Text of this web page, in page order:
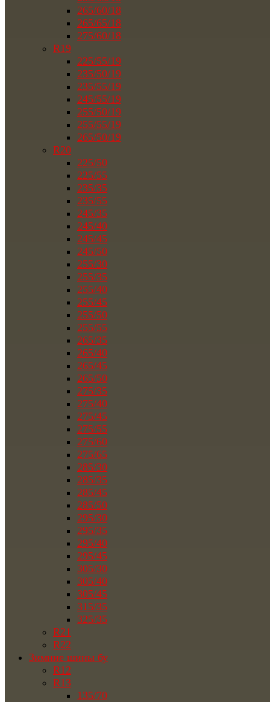
265/60/18
265/65/18
275/60/18
R19
225/55/19
235/50/19
235/55/19
245/55/19
255/50/19
255/55/19
265/50/19
R20
225/50
225/55
235/35
235/55
245/35
245/40
245/45
245/50
255/30
255/35
255/40
255/45
255/50
255/55
265/35
265/40
265/45
265/50
275/35
275/40
275/45
275/55
275/60
275/65
285/30
285/35
285/45
285/50
295/30
295/35
295/40
295/45
305/30
305/40
305/45
315/35
325/35
R21
R22
Зимние шины бу
R12
R13
135/70